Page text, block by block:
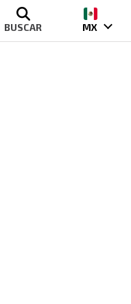
BUSCAR MX